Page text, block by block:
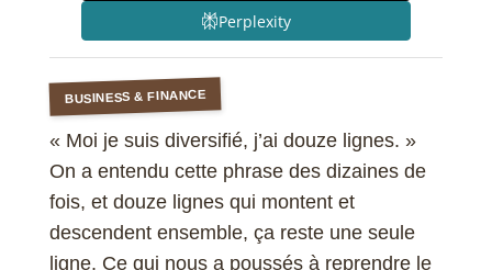
Perplexity
BUSINESS & FINANCE
« Moi je suis diversifié, j’ai douze lignes. »
On a entendu cette phrase des dizaines de
fois, et douze lignes qui montent et
descendent ensemble, ça reste une seule
ligne. Ce qui nous a poussés à reprendre le